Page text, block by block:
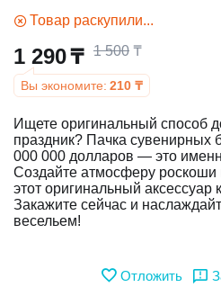
Товар раскупили...
1 290₸ 1 500 ₸
Вы экономите: 210 ₸
Ищете оригинальный способ
праздник? Пачка сувенирных
000 000 долларов — это
Создайте атмосферу роскоши
этот оригинальный
Закажите сейчас и
весельем!
Отложить